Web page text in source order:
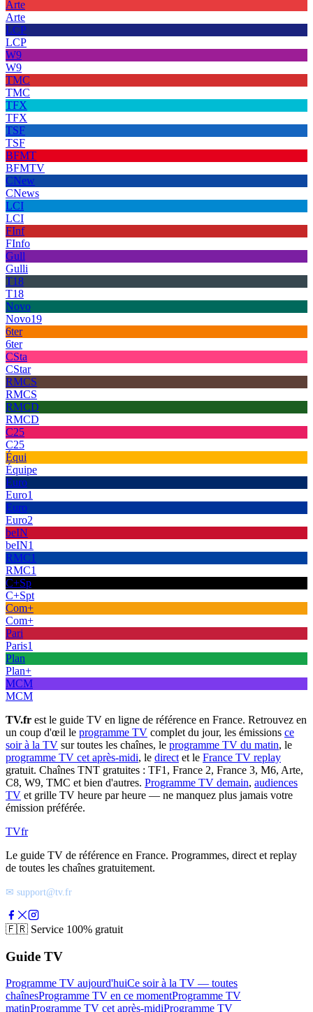
Arte
Arte
LCP
LCP
W9
W9
TMC
TMC
TFX
TFX
TSF
TSF
BFMT
BFMTV
CNew
CNews
LCI
LCI
FInf
FInfo
Gull
Gulli
T18
T18
Novo
Novo19
6ter
6ter
CSta
CStar
RMCS
RMCS
RMCD
RMCD
C25
C25
Équi
Équipe
Euro
Euro1
Euro
Euro2
beIN
beIN1
RMC1
RMC1
C+Sp
C+Spt
Com+
Com+
Pari
Paris1
Plan
Plan+
MCM
MCM
TV.fr est le guide TV en ligne de référence en France. Retrouvez en
un coup d'œil le programme TV complet du jour, les émissions ce
soir à la TV sur toutes les chaînes, le programme TV du matin, le
programme TV cet après-midi, le direct et le France TV replay
gratuit. Chaînes TNT gratuites : TF1, France 2, France 3, M6, Arte,
C8, W9, TMC et bien d'autres. Programme TV demain, audiences
TV et grille TV heure par heure — ne manquez plus jamais votre
émission préférée.
TVfr
Le guide TV de référence en France. Programmes, direct et replay
de toutes les chaînes gratuitement.
✉ support@tv.fr
🇫🇷 Service 100% gratuit
Guide TV
Programme TV aujourd'huiCe soir à la TV — toutes
chaînesProgramme TV en ce momentProgramme TV
matinProgramme TV cet après-midiProgramme TV